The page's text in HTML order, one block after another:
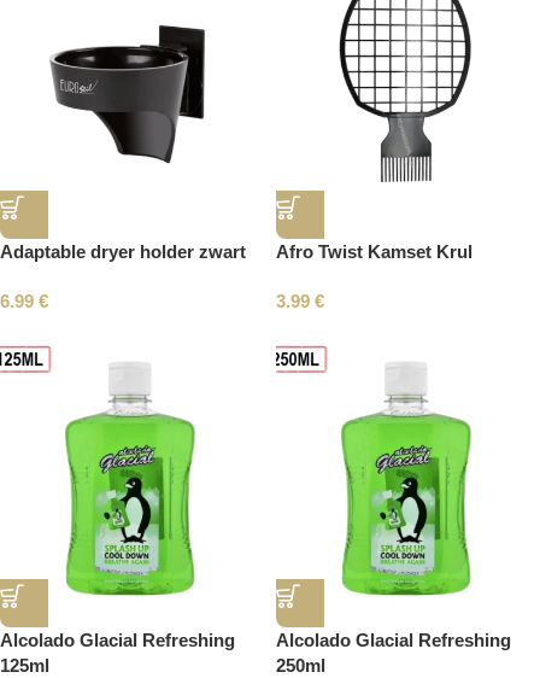
Adaptable dryer holder zwart
6.99 €
Afro Twist Kamset Krul
3.99 €
Alcolado Glacial Refreshing
125ml
Alcolado Glacial Refreshing
250ml